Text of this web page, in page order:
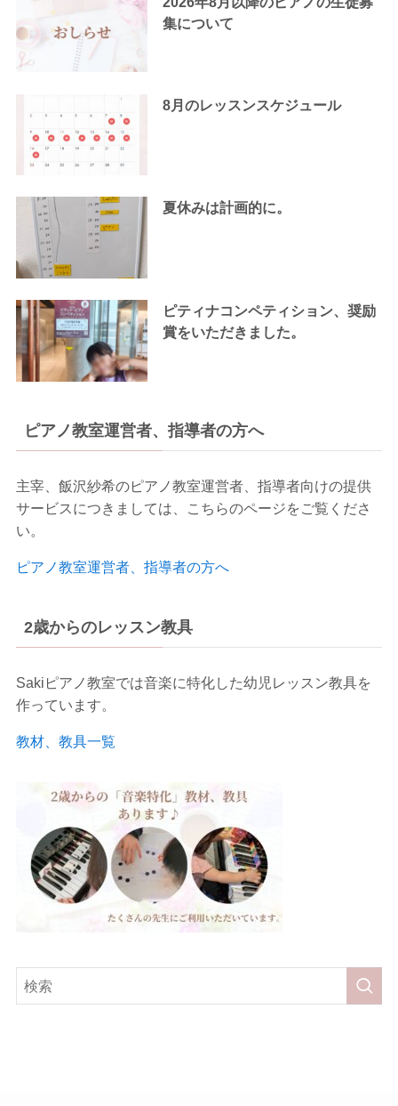
集について
8月のレッスンスケジュール
夏休みは計画的に。
ピティナコンペティション、奨励
賞をいただきました。
ピアノ教室運営者、指導者の方へ
主宰、飯沢紗希のピアノ教室運営者、指導者向けの提供
サービスにつきましては、こちらのページをご覧くださ
い。
ピアノ教室運営者、指導者の方へ
2歳からのレッスン教具
Sakiピアノ教室では音楽に特化した幼児レッスン教具を
作っています。
教材、教具一覧